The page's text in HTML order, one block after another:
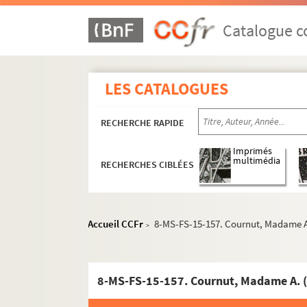
Catalogue
LES CATALOGUES
RECHERCHE RAPIDE
RECHERCHES CIBLÉES
Imprimés
multimédia
Accueil CCFr > 8-MS-FS-15-157. Cournut, Madame
8-MS-FS-15-157. Cournut, Madame A.
Écrits
Correspondance
Objets
À propos d'Hubertine Auclert
Société "Le Suffrage des femmes"
Associations diverses et manifestations
8-MS-FS-15-144. Marie Chaumont. Notes
Correspondance de Marie Chaumont